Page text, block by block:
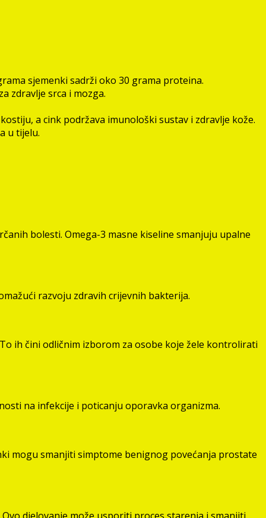
sjemenki sadrži oko 30 grama proteina.
zdravlje srca i mozga.
a cink podržava imunološki sustav i zdravlje kože.
u tijelu.
bolesti. Omega-3 masne kiseline smanjuju upalne
razvoju zdravih crijevnih bakterija.
ih čini odličnim izborom za osobe koje žele kontrolirati
na infekcije i poticanju oporavka organizma.
mogu smanjiti simptome benignog povećanja prostate